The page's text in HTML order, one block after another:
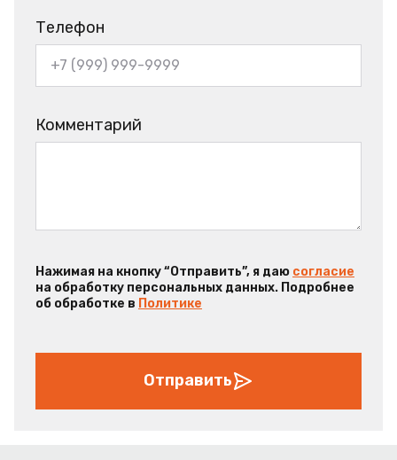
Телефон
Комментарий
Нажимая на кнопку “Отправить”, я даю согласие
на обработку персональных данных. Подробнее
об обработке в Политике
Отправить